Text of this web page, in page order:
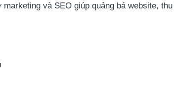
và SEO giúp quảng bá website,